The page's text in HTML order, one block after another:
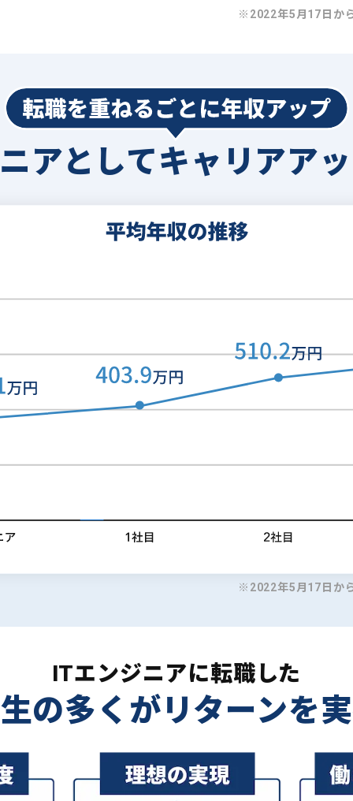
※2022年5月17日か
アとしてキャリアア
※2022年5月17日か
ITエンジニアに転職した
の多くがリターンを